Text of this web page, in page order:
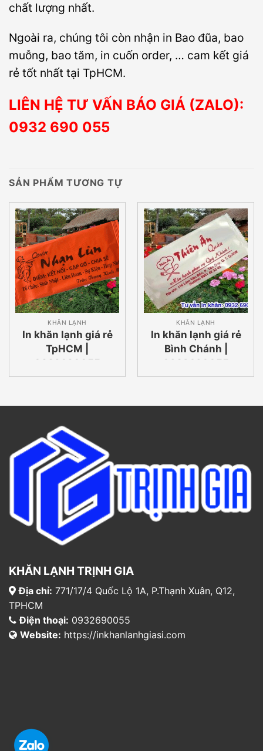
chất lượng nhất.
Ngoài ra, chúng tôi còn nhận in Bao đũa, bao
muỗng, bao tăm, in cuốn order, … cam kết giá
rẻ tốt nhất tại TpHCM.
LIÊN HỆ TƯ VẤN BÁO GIÁ (ZALO):
0932 690 055
SẢN PHẨM TƯƠNG TỰ
KHĂN LẠNH
In khăn lạnh giá rẻ
TpHCM |
0932690055
KHĂN LẠNH
In khăn lạnh giá rẻ
Bình Chánh |
0932690055
KHĂN LẠNH TRỊNH GIA
Địa chỉ: 771/17/4 Quốc Lộ 1A, P.Thạnh Xuân, Q12,
TPHCM
Điện thoại: 0932690055
Website: https://inkhanlanhgiasi.com